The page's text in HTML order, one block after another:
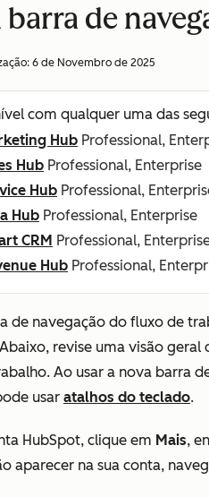
barra de
6 de Novembro de 2025
com qualquer uma das
Hub Professional,
Hub Professional, Enterprise
Hub Professional,
Hub Professional, Enterprise
CRM Professional,
Hub Professional,
de navegação do fluxo de
revise uma visão
Ao usar a nova barra
usar atalhos do teclado.
HubSpot, clique em Mais,
aparecer na sua conta,